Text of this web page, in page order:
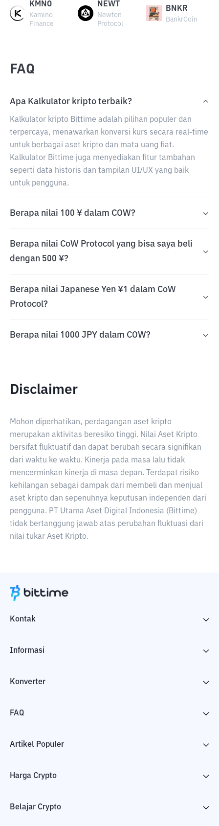
KMNO
Kamino
Finance
NEWT
Newton
Protocol
BNKR
BankrCoin
FAQ
Apa Kalkulator kripto terbaik?
Kalkulator kripto Bittime adalah pilihan populer dan
terpercaya, menawarkan konversi kurs secara real-time
untuk berbagai aset kripto dan mata uang fiat.
Kalkulator Bittime juga menyediakan fitur tambahan
seperti data historis dan tampilan UI/UX yang baik
untuk pengguna.
Berapa nilai 100 ¥ dalam COW?
Berapa nilai CoW Protocol yang bisa saya beli
dengan 500 ¥?
Berapa nilai Japanese Yen ¥1 dalam CoW
Protocol?
Berapa nilai 1000 JPY dalam COW?
Disclaimer
Mohon diperhatikan, perdagangan aset kripto
merupakan aktivitas beresiko tinggi. Nilai Aset Kripto
bersifat fluktuatif dan dapat berubah secara signifikan
dari waktu ke waktu. Kinerja pada masa lalu tidak
mencerminkan kinerja di masa depan. Terdapat risiko
kehilangan sebagai dampak dari membeli dan menjual
aset kripto dan sepenuhnya keputusan independen dari
pengguna. PT Utama Aset Digital Indonesia (Bittime)
tidak bertanggung jawab atas perubahan fluktuasi dari
nilai tukar Aset Kripto.
Kontak
Informasi
Konverter
FAQ
Artikel Populer
Harga Crypto
Belajar Crypto